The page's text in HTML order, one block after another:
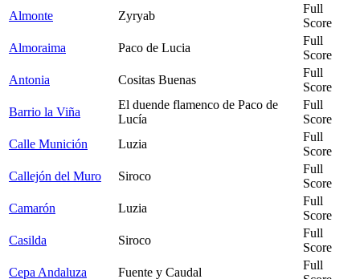
Almonte
Zyryab
Full
Score
Almoraima
Paco de Lucia
Full
Score
Antonia
Cositas Buenas
Full
Score
Barrio la Viña
El duende flamenco de Paco de
Lucía
Full
Score
Calle Munición
Luzia
Full
Score
Callejón del Muro
Siroco
Full
Score
Camarón
Luzia
Full
Score
Casilda
Siroco
Full
Score
Cepa Andaluza
Fuente y Caudal
Full